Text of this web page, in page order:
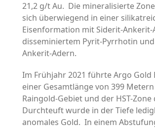
21,2 g/t Au. Die mineralisierte
sich überwiegend in einer
Eisenformation mit Siderit-
disseminiertem Pyrit-Pyrrhotin
Ankerit-Adern.
Im Frühjahr 2021 führte Argo Gold
einer Gesamtlänge von 399
Raingold-Gebiet und der HST-Zone
Durchteuft wurde in der Tiefe
anomales Gold. In einem